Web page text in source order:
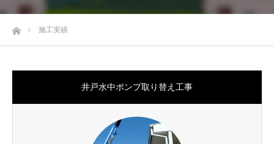
ホーム施工実績
井戸水中ポンプ取り替え工事